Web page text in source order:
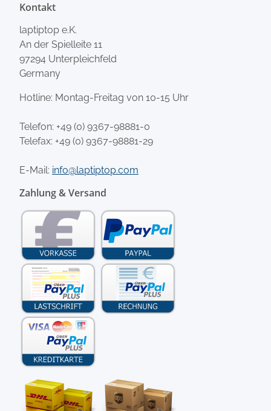
Kontakt
laptiptop e.K.
An der Spielleite 11
97294 Unterpleichfeld
Germany
Hotline: Montag-Freitag von 10-15 Uhr
Telefon: +49 (0) 9367-98881-0
Telefax: +49 (0) 9367-98881-29
E-Mail: info@laptiptop.com
Zahlung & Versand